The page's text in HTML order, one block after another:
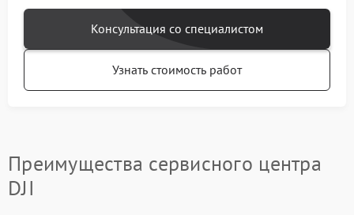
Консультация со специалистом
Узнать стоимость работ
Преимущества сервисного центра
DJI